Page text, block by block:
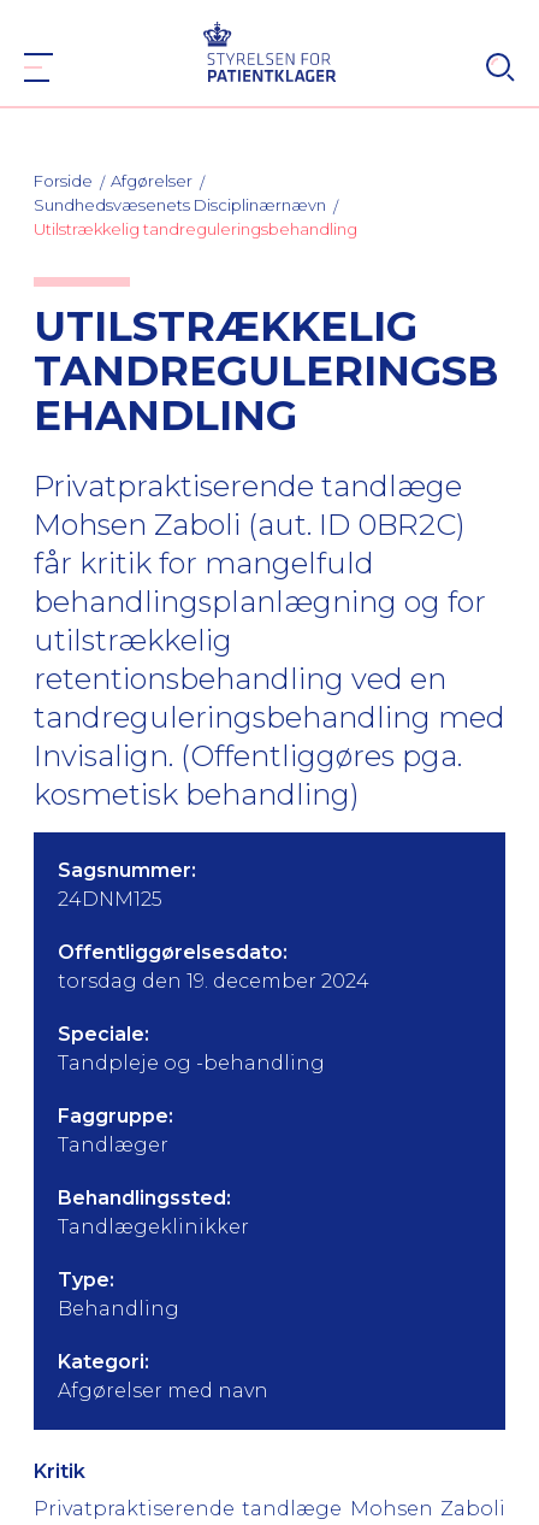
Forside
Afgørelser
Sundhedsvæsenets Disciplinærnævn
Utilstrækkelig tandreguleringsbehandling
UTILSTRÆKKELIG
TANDREGULERINGSB
EHANDLING
Privatpraktiserende tandlæge
Mohsen Zaboli (aut. ID 0BR2C)
får kritik for mangelfuld
behandlingsplanlægning og for
utilstrækkelig
retentionsbehandling ved en
tandreguleringsbehandling med
Invisalign. (Offentliggøres pga.
kosmetisk behandling)
Sagsnummer:
24DNM125
Offentliggørelsesdato:
torsdag den 19. december 2024
Speciale:
Tandpleje og -behandling
Faggruppe:
Tandlæger
Behandlingssted:
Tandlægeklinikker
Type:
Behandling
Kategori:
Afgørelser med navn
Kritik
Privatpraktiserende tandlæge Mohsen Zaboli